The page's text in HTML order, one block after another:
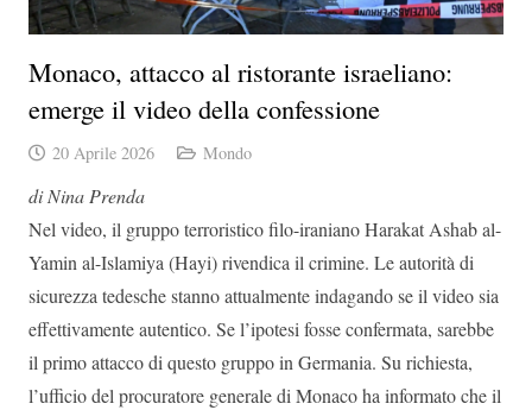
Monaco, attacco al ristorante israeliano:
emerge il video della confessione
20 Aprile 2026 Mondo
di Nina Prenda
Nel video, il gruppo terroristico filo-iraniano Harakat Ashab al-
Yamin al-Islamiya (Hayi) rivendica il crimine. Le autorità di
sicurezza tedesche stanno attualmente indagando se il video sia
effettivamente autentico. Se l’ipotesi fosse confermata, sarebbe
il primo attacco di questo gruppo in Germania. Su richiesta,
l’ufficio del procuratore generale di Monaco ha informato che il